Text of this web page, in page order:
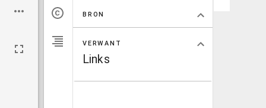
BRON
VERWANT
Links